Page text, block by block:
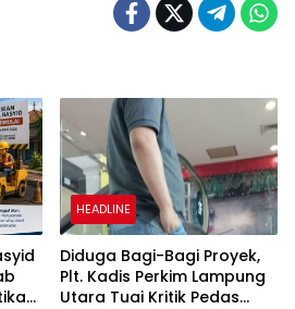
HEADLINE
Diduga Bagi-Bagi Proyek,
Plt. Kadis Perkim Lampung
Utara Tuai Kritik Pedas